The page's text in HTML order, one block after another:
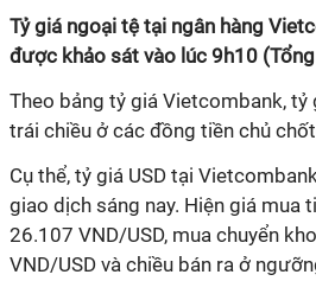
Tỷ giá ngoại tệ tại ngân hàng
được khảo sát vào lúc 9h10
Theo bảng tỷ giá Vietcombank, tỷ
trái chiều ở các đồng tiền chủ
Cụ thể, tỷ giá USD tại
giao dịch sáng nay. Hiện giá mua
26.107 VND/USD, mua chuyển
VND/USD và chiều bán ra ở